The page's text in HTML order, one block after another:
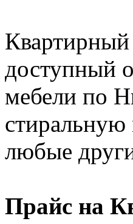
Квартирный
доступный
мебели по
стиральную
любые
Прайс на